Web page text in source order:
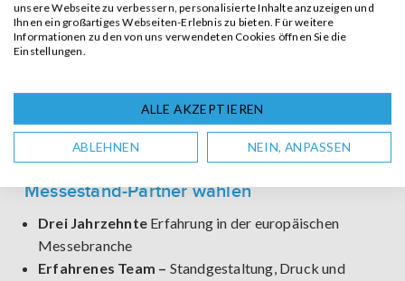
Ihnen, das am besten für Sie geeignete Standdesign
auszuwählen und es individuell anzupassen
100% Voraufbau-Garantie –
Deutschland oder den Niederlanden aufgebaut und
Sie erhalten Fotos davon
Ihre Vorteile, wenn Sie uns als Ihren
Messestand-Partner wählen
Drei Jahrzehnte Erfahrung in der europäischen
Messebranche
Erfahrenes Team – Standgestaltung, Druck und
unsere Webseite zu verbessern, personalisierte Inhalte anzuzeigen und
Ihnen ein großartiges Webseiten-Erlebnis zu bieten. Für weitere
Informationen zu den von uns verwendeten Cookies öffnen Sie die
Einstellungen.
ALLE AKZEPTIEREN
ABLEHNEN NEIN, ANPASSEN